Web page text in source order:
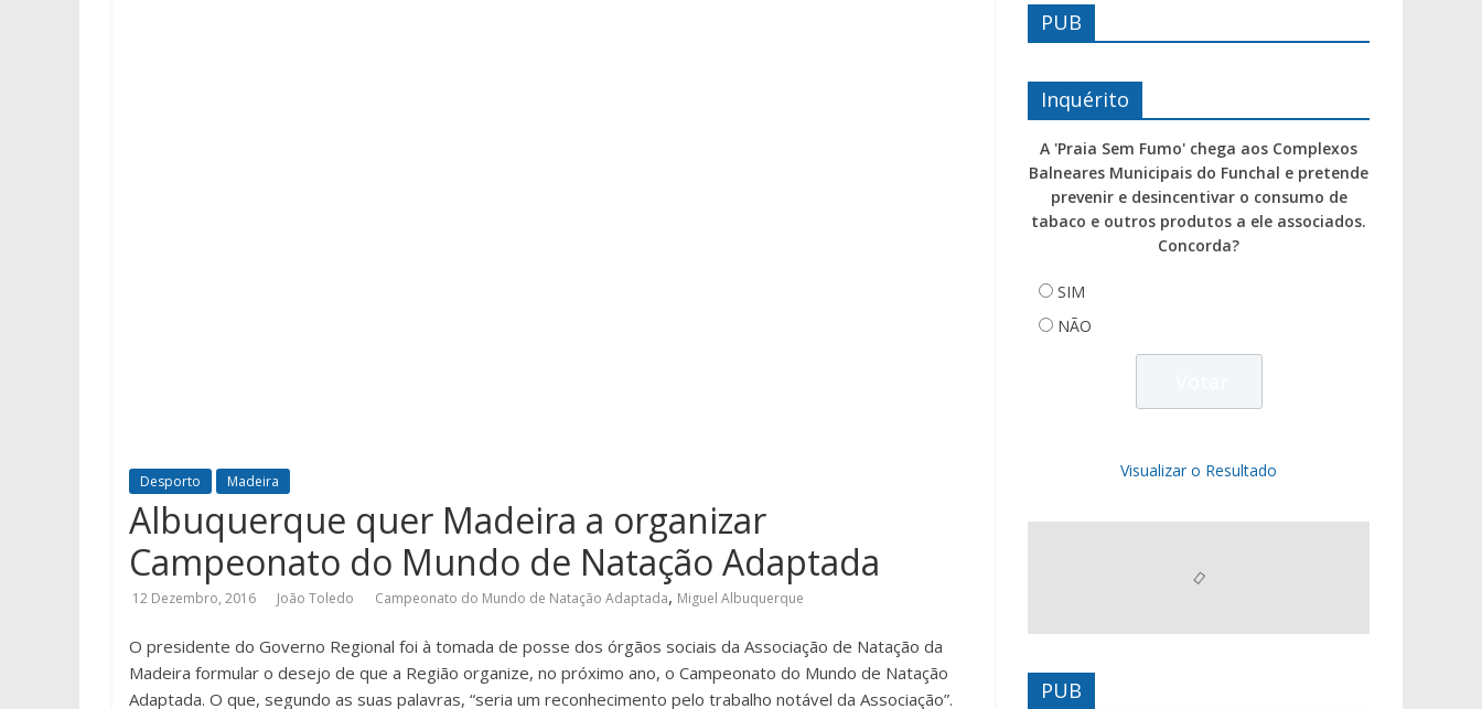
Desporto Madeira
Albuquerque quer Madeira a organizar
Campeonato do Mundo de Natação Adaptada
12 Dezembro, 2016 João Toledo Campeonato do Mundo de Natação Adaptada, Miguel Albuquerque
O presidente do Governo Regional foi à tomada de posse dos órgãos sociais da Associação de Natação da
Madeira formular o desejo de que a Região organize, no próximo ano, o Campeonato do Mundo de Natação
Adaptada. O que, segundo as suas palavras, “seria um reconhecimento pelo trabalho notável da Associação”.
PUB
Inquérito
A 'Praia Sem Fumo' chega aos Complexos
Balneares Municipais do Funchal e pretende
prevenir e desincentivar o consumo de
tabaco e outros produtos a ele associados.
Concorda?
SIM
NÃO
Visualizar o Resultado
PUB